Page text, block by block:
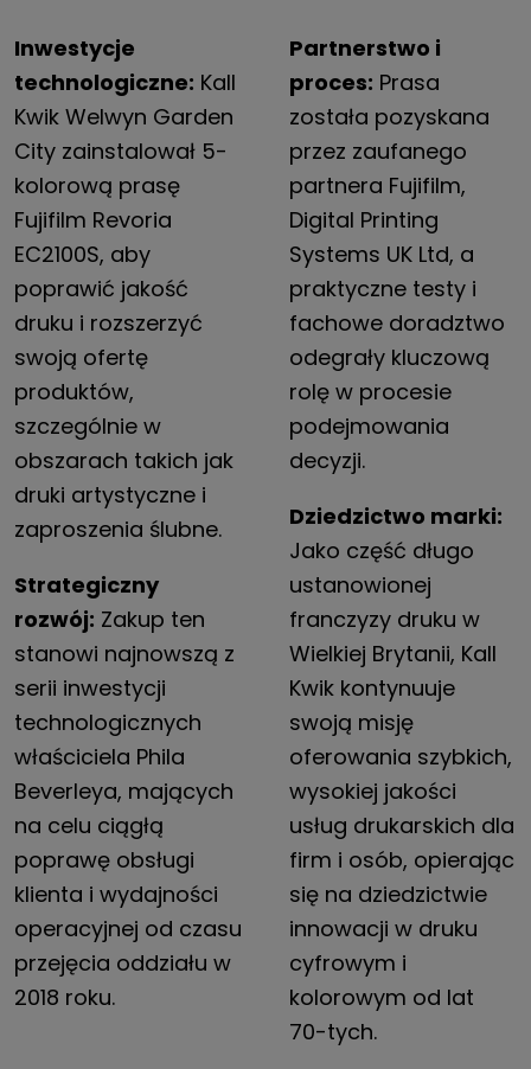
Inwestycje
technologiczne: Kall
Kwik Welwyn Garden
City zainstalował 5-
kolorową prasę
Fujifilm Revoria
EC2100S, aby
poprawić jakość
druku i rozszerzyć
swoją ofertę
produktów,
szczególnie w
obszarach takich jak
druki artystyczne i
zaproszenia ślubne.
Strategiczny
rozwój: Zakup ten
stanowi najnowszą z
serii inwestycji
technologicznych
właściciela Phila
Beverleya, mających
na celu ciągłą
poprawę obsługi
klienta i wydajności
operacyjnej od czasu
przejęcia oddziału w
2018 roku.
Partnerstwo i
proces: Prasa
została pozyskana
przez zaufanego
partnera Fujifilm,
Digital Printing
Systems UK Ltd, a
praktyczne testy i
fachowe doradztwo
odegrały kluczową
rolę w procesie
podejmowania
decyzji.
Dziedzictwo marki:
Jako część długo
ustanowionej
franczyzy druku w
Wielkiej Brytanii, Kall
Kwik kontynuuje
swoją misję
oferowania szybkich,
wysokiej jakości
usług drukarskich dla
firm i osób, opierając
się na dziedzictwie
innowacji w druku
cyfrowym i
kolorowym od lat
70-tych.